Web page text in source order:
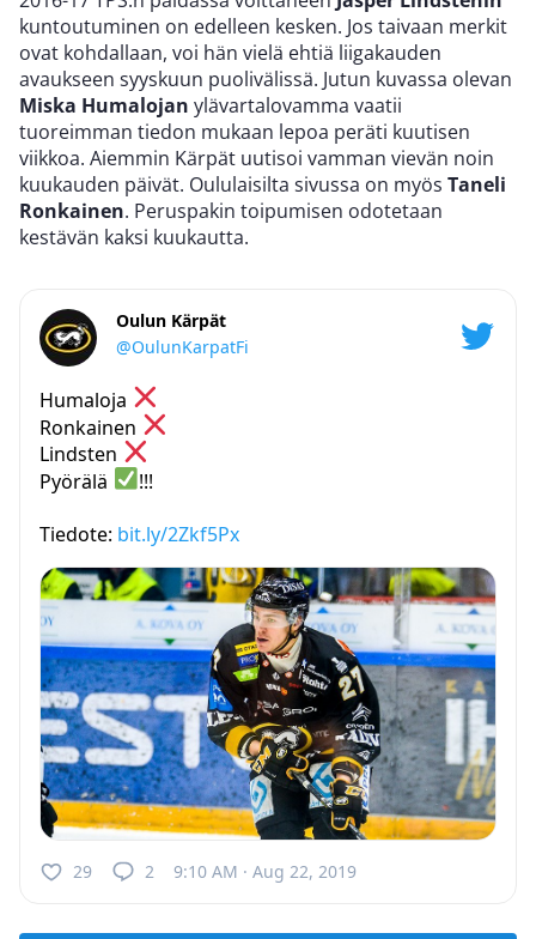
kuntoutuminen on edelleen kesken. Jos taivaan merkit
ovat kohdallaan, voi hän vielä ehtiä liigakauden
avaukseen syyskuun puolivälissä. Jutun kuvassa olevan
Miska Humalojan ylävartalovamma vaatii
tuoreimman tiedon mukaan lepoa peräti kuutisen
viikkoa. Aiemmin Kärpät uutisoi vamman vievän noin
kuukauden päivät. Oululaisilta sivussa on myös Taneli
Ronkainen. Peruspakin toipumisen odotetaan
kestävän kaksi kuukautta.
Oulun Kärpät
@OulunKarpatFi
Humaloja
Ronkainen
Lindsten
Pyörälä
!!!
Tiedote: bit.ly/2Zkf5Px
29 2 9:10 AM · Aug 22, 2019